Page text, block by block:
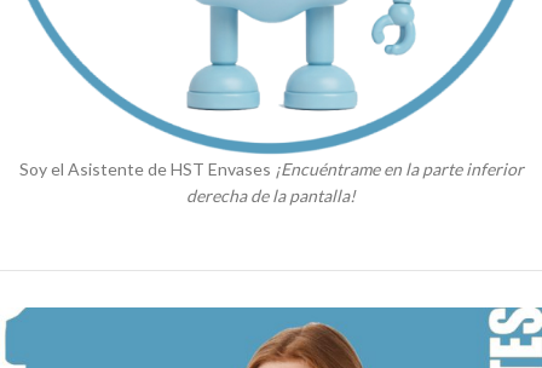
Soy el Asistente de HST Envases ¡Encuéntrame en la parte inferior
derecha de la pantalla!